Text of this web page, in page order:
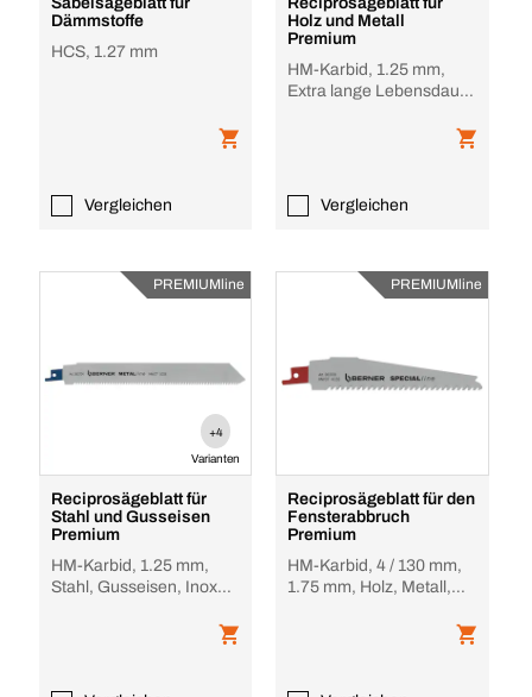
Dämmstoffe
HCS, 1.27 mm
Vergleichen
Holz und Metall
Premium
HM-Karbid, 1.25 mm,
Extra lange Lebensdauer
Vergleichen
PREMIUMline
+4
Varianten
Reciprosägeblatt für
Stahl und Gusseisen
Premium
HM-Karbid, 1.25 mm,
Stahl, Gusseisen, Inox
PREMIUMline
Reciprosägeblatt für den
Fensterabbruch
Premium
HM-Karbid, 4 / 130 mm,
1.75 mm, Holz, Metall,